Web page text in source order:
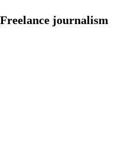
Freelance journalism